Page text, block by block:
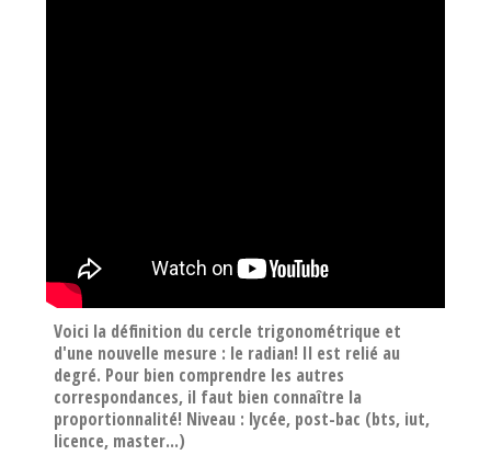
Voici la définition du cercle trigonométrique et
d'une nouvelle mesure : le radian! Il est relié au
degré. Pour bien comprendre les autres
correspondances, il faut bien connaître la
proportionnalité! Niveau : lycée, post-bac (bts, iut,
licence, master...)